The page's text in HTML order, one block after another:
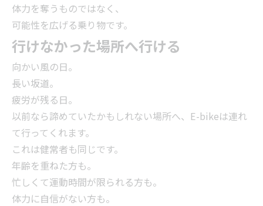
体力を奪うものではなく、
可能性を広げる乗り物です。
行けなかった場所へ行ける
向かい風の日。
長い坂道。
疲労が残る日。
以前なら諦めていたかもしれない場所へ、E-bikeは連れ
て行ってくれます。
これは健常者も同じです。
年齢を重ねた方も。
忙しくて運動時間が限られる方も。
体力に自信がない方も。